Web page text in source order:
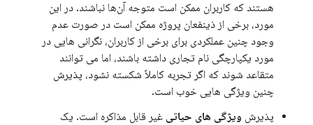
هستند که کاربران ممکن است متوجه آن‌ها نباشند. در این
مورد، برخی از ذینفعان پروژه ممکن است در صورت عدم
وجود چنین عملکردی برای برخی از کاربران، نگرانی هایی در
مورد یکپارچگی نام تجاری داشته باشند، اما می توانند
متقاعد شوند که اگر تجربه کاملاً شکسته نشود، پذیرش
چنین ویژگی هایی خوب است.
پذیرش ویژگی های حیاتی غیر قابل مذاکره است. یک